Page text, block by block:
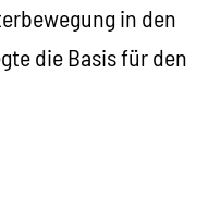
in den
die Basis für den